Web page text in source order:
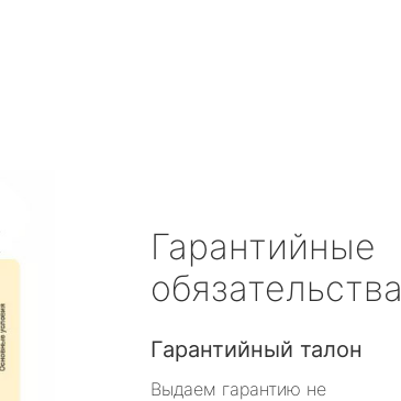
Гарантийные
обязательства
Гарантийный талон
Выдаем гарантию не